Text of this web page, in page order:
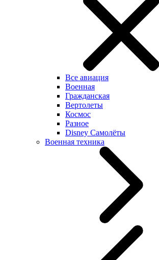
Все авиация
Военная
Гражданская
Вертолеты
Космос
Разное
Disney Самолёты
Военная техника